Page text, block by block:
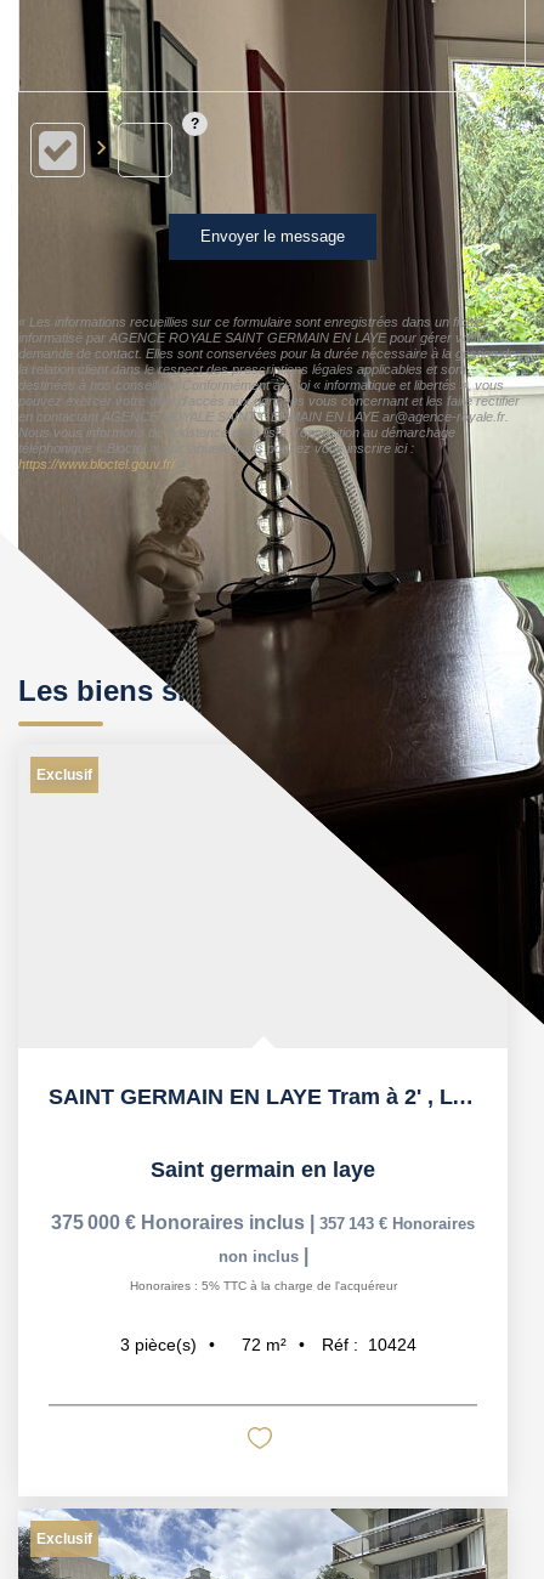
Envoyer le message
« Les informations recueillies sur ce formulaire sont enregistrées dans un fichier
informatisé par AGENCE ROYALE SAINT GERMAIN EN LAYE pour gérer votre
demande de contact. Elles sont conservées pour la durée nécessaire à la gestion de
la relation client dans le respect des prescriptions légales applicables et sont
destinées à nos conseillers Conformément à la loi « informatique et libertés », vous
pouvez exercer votre droit d'accès aux données vous concernant et les faire rectifier
en contactant AGENCE ROYALE SAINT GERMAIN EN LAYE ar@agence-royale.fr.
Nous vous informons de l'existence de la liste d'opposition au démarchage
téléphonique « Bloctel », sur laquelle vous pouvez vous inscrire ici :
https://www.bloctel.gouv.fr/»
Les biens similaires
Exclusif
SAINT GERMAIN EN LAYE Tram à 2' , Lycée International et...
Saint germain en laye
375 000 € Honoraires inclus 357 143 € Honoraires
non inclus
Honoraires : 5% TTC à la charge de l'acquéreur
3 pièce(s) 72 m² Réf : 10424
Exclusif